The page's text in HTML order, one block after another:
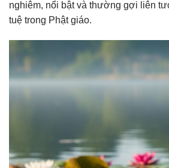
nghiêm, nổi bật và thường gợi liên
tuệ trong Phật giáo.